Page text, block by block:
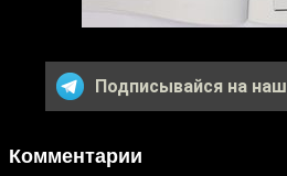
Подписывайся на наш
Комментарии